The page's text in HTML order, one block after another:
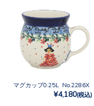
マグカップ0.25L No.2286X
¥4,180(税込)